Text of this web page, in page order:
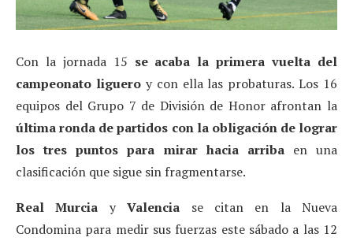
Con la jornada 15 se acaba la primera vuelta del
campeonato liguero y con ella las probaturas. Los 16
equipos del Grupo 7 de División de Honor afrontan la
última ronda de partidos con la obligación de lograr
los tres puntos para mirar hacia arribaen una
clasificación que sigue sin fragmentarse.
Real Murcia yValencia se citan en la Nueva
Condomina para medir sus fuerzas este sábado a las 12